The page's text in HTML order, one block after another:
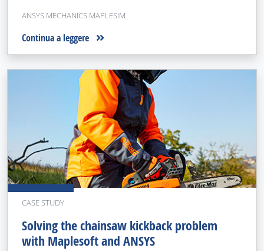
ANSYS MECHANICS MAPLESIM
Continua a leggere
CASE STUDY
Solving the chainsaw kickback problem
with Maplesoft and ANSYS